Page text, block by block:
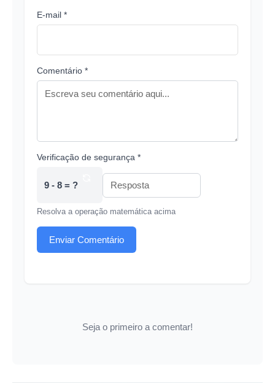
E-mail *
Comentário *
Verificação de segurança *
9 - 8 = ?
Resolva a operação matemática acima
Enviar Comentário
Seja o primeiro a comentar!